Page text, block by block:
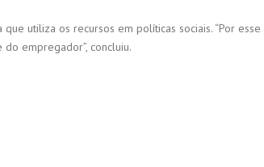
utiliza os recursos em políticas sociais. “Por
empregador”, concluiu.